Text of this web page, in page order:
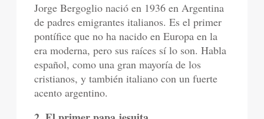
Jorge Bergoglio nació en 1936 en Argentina
de padres emigrantes italianos. Es el primer
pontífice que no ha nacido en Europa en la
era moderna, pero sus raíces sí lo son. Habla
español, como una gran mayoría de los
cristianos, y también italiano con un fuerte
acento argentino.